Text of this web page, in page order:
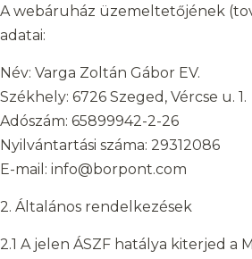
A webáruház üzemeltetőjének
adatai:
Név: Varga Zoltán Gábor EV.
Székhely: 6726 Szeged, Vércse u. 1.
Adószám: 65899942-2-26
Nyilvántartási száma: 29312086
E-mail: info@borpont.com
2. Általános rendelkezések
2.1 A jelen ÁSZF hatálya kiterjed a